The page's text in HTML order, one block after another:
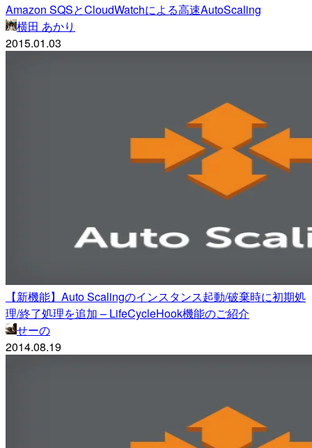
Amazon SQSとCloudWatchによる高速AutoScaling
横田 あかり
2015.01.03
【新機能】Auto Scalingのインスタンス起動/破棄時に初期処
理/終了処理を追加 – LifeCycleHook機能のご紹介
せーの
2014.08.19